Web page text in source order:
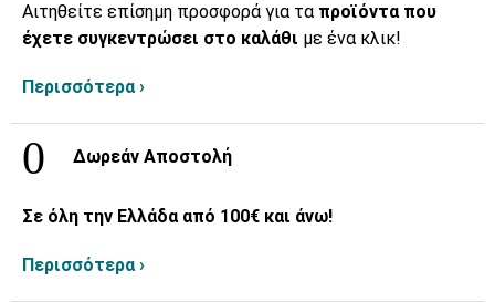
Αιτηθείτε επίσημη προσφορά για τα προϊόντα που
έχετε συγκεντρώσει στο καλάθι με ένα κλικ!
Περισσότερα ›
Δωρεάν Αποστολή
Σε όλη την Ελλάδα από 100€ και άνω!
Περισσότερα ›